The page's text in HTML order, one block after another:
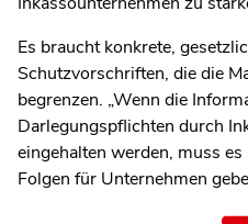
Es braucht konkrete,
Schutzvorschriften, die die
begrenzen. „Wenn die
Darlegungspflichten durch
eingehalten werden, muss
Folgen für Unternehmen